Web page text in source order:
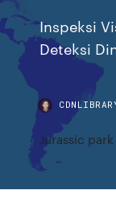
Inspeksi
Deteksi
Jurassic